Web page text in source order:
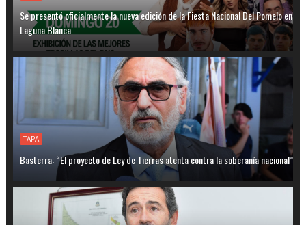
Se presentó oficialmente la nueva edición de la Fiesta Nacional Del Pomelo en
Laguna Blanca
TAPA
Basterra: “El proyecto de Ley de Tierras atenta contra la soberanía nacional”